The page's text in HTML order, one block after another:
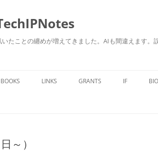
たことの纏めが増えてきました。AIも間違えます
BOOKS LINKS GRANTS IF
～）